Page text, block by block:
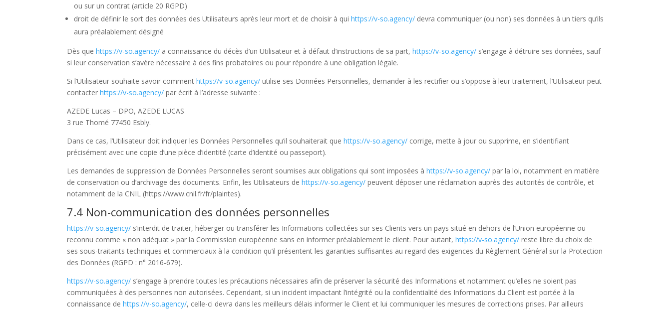
ou sur un contrat (article 20 RGPD)
droit de définir le sort des données des Utilisateurs après leur mort et de choisir à quihttps://v-so.agency/ devra communiquer (ou non) ses données à un tiers qu’ils
aura préalablement désigné
Dès quehttps://v-so.agency/ a connaissance du décès d’un Utilisateur et à défaut d’instructions de sa part,https://v-so.agency/ s’engage à détruire ses données, sauf
si leur conservation s’avère nécessaire à des fins probatoires ou pour répondre à une obligation légale.
Si l’Utilisateur souhaite savoir commenthttps://v-so.agency/ utilise ses Données Personnelles, demander à les rectifier ou s’oppose à leur traitement, l’Utilisateur peut
contacterhttps://v-so.agency/ par écrit à l’adresse suivante :
AZEDE Lucas – DPO, AZEDE LUCAS
3 rue Thomé 77450 Esbly.
Dans ce cas, l’Utilisateur doit indiquer les Données Personnelles qu’il souhaiterait quehttps://v-so.agency/ corrige, mette à jour ou supprime, en s’identifiant
précisément avec une copie d’une pièce d’identité (carte d’identité ou passeport).
Les demandes de suppression de Données Personnelles seront soumises aux obligations qui sont imposées àhttps://v-so.agency/ par la loi, notamment en matière
de conservation ou d’archivage des documents. Enfin, les Utilisateurs dehttps://v-so.agency/ peuvent déposer une réclamation auprès des autorités de contrôle, et
notamment de la CNIL (https://www.cnil.fr/fr/plaintes).
7.4 Non-communication des données personnelles
https://v-so.agency/ s’interdit de traiter, héberger ou transférer les Informations collectées sur ses Clients vers un pays situé en dehors de l’Union européenne ou
reconnu comme « non adéquat » par la Commission européenne sans en informer préalablement le client. Pour autant,https://v-so.agency/ reste libre du choix de
ses sous-traitants techniques et commerciaux à la condition qu’il présentent les garanties suffisantes au regard des exigences du Règlement Général sur la Protection
des Données (RGPD : n° 2016-679).
https://v-so.agency/ s’engage à prendre toutes les précautions nécessaires afin de préserver la sécurité des Informations et notamment qu’elles ne soient pas
communiquées à des personnes non autorisées. Cependant, si un incident impactant l’intégrité ou la confidentialité des Informations du Client est portée à la
connaissance dehttps://v-so.agency/, celle-ci devra dans les meilleurs délais informer le Client et lui communiquer les mesures de corrections prises. Par ailleurs